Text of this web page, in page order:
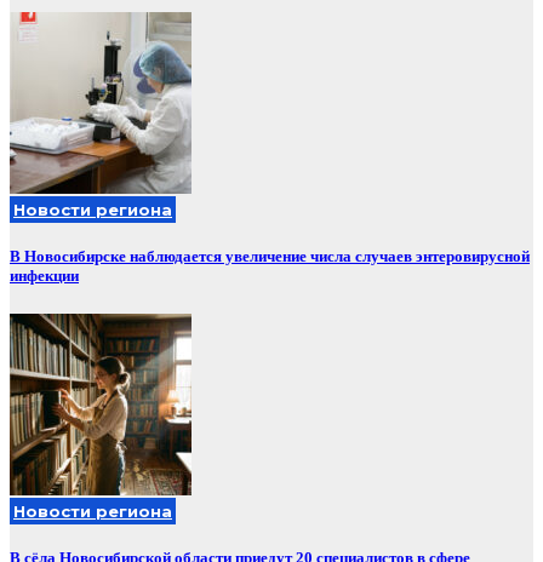
Новости региона
В Новосибирске наблюдается увеличение числа случаев энтеровирусной
инфекции
Новости региона
В сёла Новосибирской области приедут 20 специалистов в сфере